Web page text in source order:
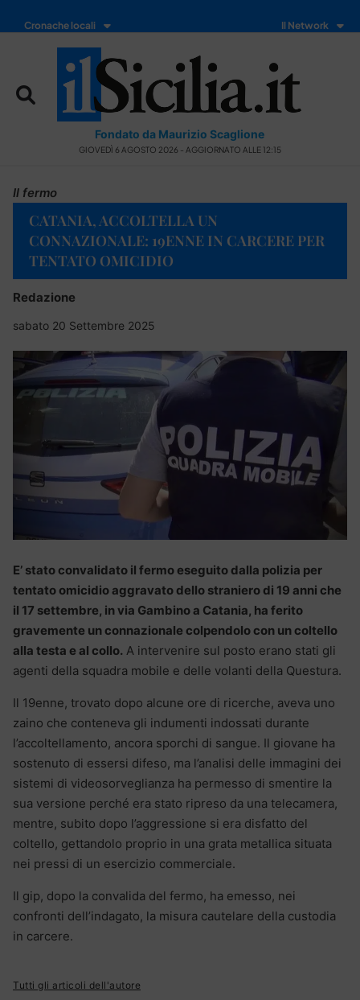
Cronache locali Il Network
Fondato da Maurizio Scaglione
GIOVEDÌ 6 AGOSTO 2026 - AGGIORNATO ALLE 12:15
Il fermo
CATANIA, ACCOLTELLA UN
CONNAZIONALE: 19ENNE IN CARCERE PER
TENTATO OMICIDIO
Redazione
sabato 20 Settembre 2025
E’ stato convalidato il fermo eseguito dalla polizia per
tentato omicidio aggravato dello straniero di 19 anni che
il 17 settembre, in via Gambino a Catania, ha ferito
gravemente un connazionale colpendolo con un coltello
alla testa e al collo. A intervenire sul posto erano stati gli
agenti della squadra mobile e delle volanti della Questura.
Il 19enne, trovato dopo alcune ore di ricerche, aveva uno
zaino che conteneva gli indumenti indossati durante
l’accoltellamento, ancora sporchi di sangue. Il giovane ha
sostenuto di essersi difeso, ma l’analisi delle immagini dei
sistemi di videosorveglianza ha permesso di smentire la
sua versione perché era stato ripreso da una telecamera,
mentre, subito dopo l’aggressione si era disfatto del
coltello, gettandolo proprio in una grata metallica situata
nei pressi di un esercizio commerciale.
Il gip, dopo la convalida del fermo, ha emesso, nei
confronti dell’indagato, la misura cautelare della custodia
in carcere.
Tutti gli articoli dell'autore